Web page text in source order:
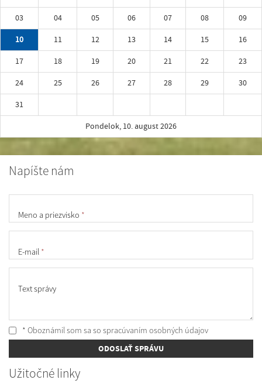
03
04 05 06 07 08
09
10
11 12 13 14 15
16
17
18 19 20 21 22
23
24
25 26 27 28 29
30
31
Pondelok, 10. august 2026
Napíšte nám
Meno a priezvisko *
E-mail *
Text správy
* Oboznámil som sa so spracúvaním osobných údajov
ODOSLAŤ SPRÁVU
Užitočné linky